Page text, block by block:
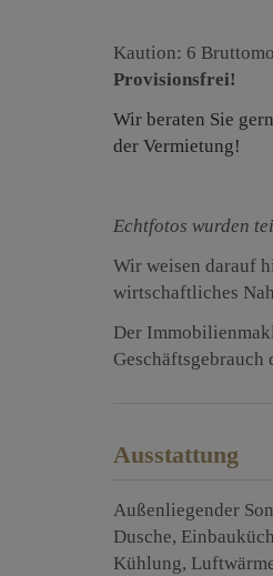
Kaution: 6
Provisionsfrei!
Wir beraten Sie
der Vermietung!
Echtfotos wurden
Wir weisen darauf
wirtschaftliches
Der
Ausstattung
Außenliegender
Dusche
Kühlung